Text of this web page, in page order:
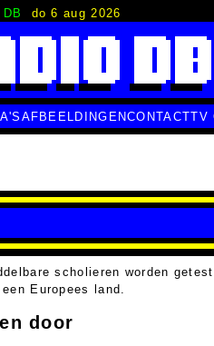
do 6 aug 2026
AFBEELDINGENCONTACTTV
scholieren worden
Europees land.
door